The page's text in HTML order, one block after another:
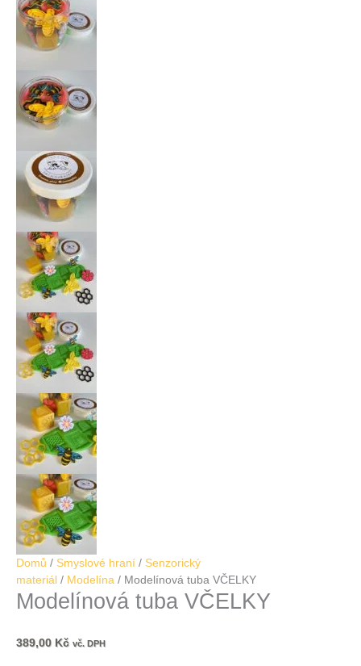
Domů / Smyslové hraní / Senzorický
materiál / Modelína / Modelínová tuba VČELKY
Modelínová tuba VČELKY
389,00 Kč vč. DPH